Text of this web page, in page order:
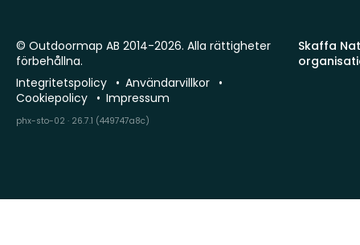
Skaffa
© Outdoormap AB 2014-2026. Alla rättigheter
förbehållna.
Integritetspolicy
Användarvillkor
Cookiepolicy
Impressum
phx-sto-02 · 26.7.1 (449747a8c)